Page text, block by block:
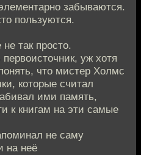
забываются.
пользуются.
так просто.
уж хотя
что мистер Холмс
которые считал
ими память,
к книгам на эти самые
не саму
на неё